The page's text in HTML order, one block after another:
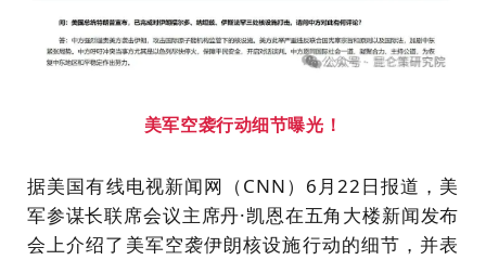
美军空袭行动细节曝光！
据美国有线电视新闻网（CNN）6月22日报道，美
军参谋长联席会议主席丹·凯恩在五角大楼新闻发布
会上介绍了美军空袭伊朗核设施行动的细节，并表